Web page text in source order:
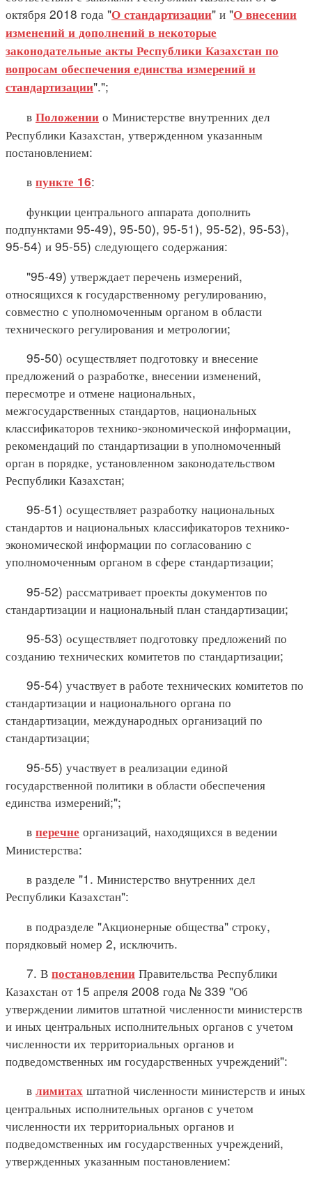
октября 2018 года "О стандартизации" и "О внесении
изменений и дополнений в некоторые
законодательные акты Республики Казахстан по
вопросам обеспечения единства измерений и
стандартизации".";
в Положении о Министерстве внутренних дел
Республики Казахстан, утвержденном указанным
постановлением:
в пункте 16:
функции центрального аппарата дополнить
подпунктами 95-49), 95-50), 95-51), 95-52), 95-53),
95-54) и 95-55) следующего содержания:
"95-49) утверждает перечень измерений,
относящихся к государственному регулированию,
совместно с уполномоченным органом в области
технического регулирования и метрологии;
95-50) осуществляет подготовку и внесение
предложений о разработке, внесении изменений,
пересмотре и отмене национальных,
межгосударственных стандартов, национальных
классификаторов технико-экономической информации,
рекомендаций по стандартизации в уполномоченный
орган в порядке, установленном законодательством
Республики Казахстан;
95-51) осуществляет разработку национальных
стандартов и национальных классификаторов технико-
экономической информации по согласованию с
уполномоченным органом в сфере стандартизации;
95-52) рассматривает проекты документов по
стандартизации и национальный план стандартизации;
95-53) осуществляет подготовку предложений по
созданию технических комитетов по стандартизации;
95-54) участвует в работе технических комитетов по
стандартизации и национального органа по
стандартизации, международных организаций по
стандартизации;
95-55) участвует в реализации единой
государственной политики в области обеспечения
единства измерений;";
в перечне организаций, находящихся в ведении
Министерства:
в разделе "1. Министерство внутренних дел
Республики Казахстан":
в подразделе "Акционерные общества" строку,
порядковый номер 2, исключить.
7. В постановлении Правительства Республики
Казахстан от 15 апреля 2008 года № 339 "Об
утверждении лимитов штатной численности министерств
и иных центральных исполнительных органов с учетом
численности их территориальных органов и
подведомственных им государственных учреждений":
в лимитах штатной численности министерств и иных
центральных исполнительных органов с учетом
численности их территориальных органов и
подведомственных им государственных учреждений,
утвержденных указанным постановлением: